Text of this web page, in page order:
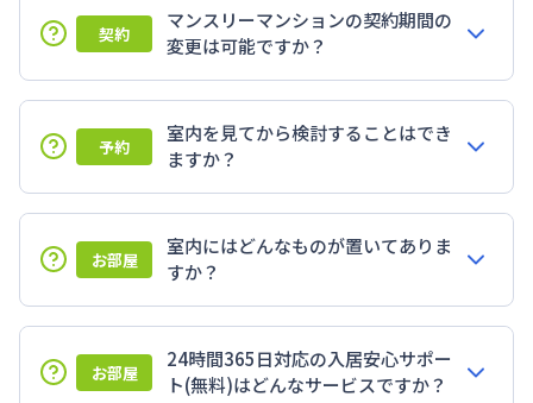
契約
マンスリーマンションの契約期間の
変更は可能ですか？
予約
室内を見てから検討することはでき
ますか？
お部屋
室内にはどんなものが置いてありま
すか？
お部屋
24時間365日対応の入居安心サポー
ト(無料)はどんなサービスですか？